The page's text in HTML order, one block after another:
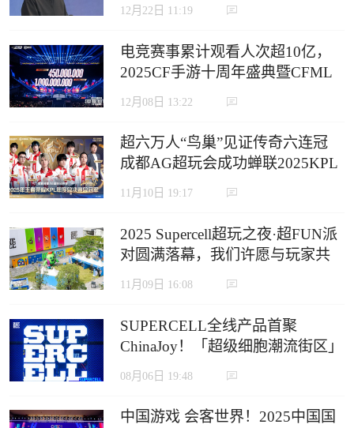
12月22日 11:19
电竞赛事累计观看人次超10亿，
2025CF手游十周年盛典暨CFML
秋季赛S18总决赛收官
12月08日 13:22
超六万人“鸟巢”见证传奇六连冠
成都AG超玩会成功蝉联2025KPL
年度总决赛冠军
11月10日 19:17
2025 Supercell超玩之夜·超FUN派
对圆满落幕，我们许愿与玩家共
赴下一个十年
11月09日 16:08
SUPERCELL全线产品首聚
ChinaJoy！「超级细胞潮流街区」
定义沉浸式游戏新生态
08月06日 19:48
中国游戏 会客世界！2025中国国